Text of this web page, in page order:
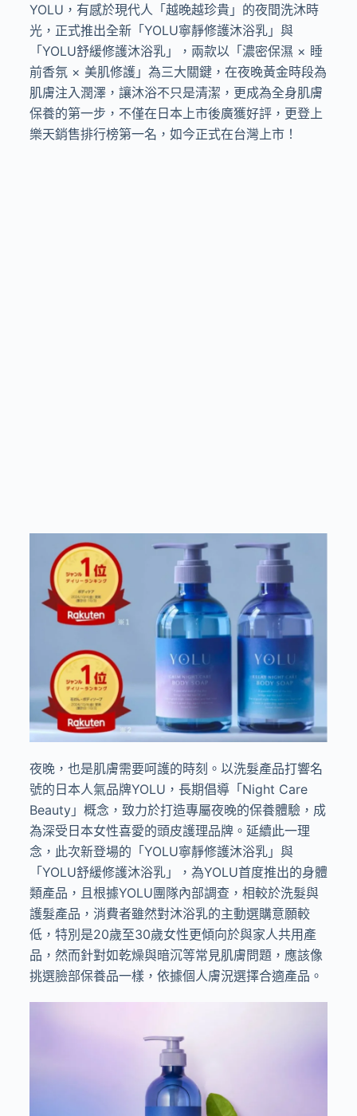
YOLU，有感於現代人「越晚越珍貴」的夜間洗沐時
光，正式推出全新「YOLU寧靜修護沐浴乳」與
「YOLU舒緩修護沐浴乳」，兩款以「濃密保濕 × 睡
前香氛 × 美肌修護」為三大關鍵，在夜晚黃金時段為
肌膚注入潤澤，讓沐浴不只是清潔，更成為全身肌膚
保養的第一步，不僅在日本上市後廣獲好評，更登上
樂天銷售排行榜第一名，如今正式在台灣上市！
夜晚，也是肌膚需要呵護的時刻。以洗髮產品打響名
號的日本人氣品牌YOLU，長期倡導「Night Care
Beauty」概念，致力於打造專屬夜晚的保養體驗，成
為深受日本女性喜愛的頭皮護理品牌。延續此一理
念，此次新登場的「YOLU寧靜修護沐浴乳」與
「YOLU舒緩修護沐浴乳」，為YOLU首度推出的身體
類產品，且根據YOLU團隊內部調查，相較於洗髮與
護髮產品，消費者雖然對沐浴乳的主動選購意願較
低，特別是20歲至30歲女性更傾向於與家人共用產
品，然而針對如乾燥與暗沉等常見肌膚問題，應該像
挑選臉部保養品一樣，依據個人膚況選擇合適產品。